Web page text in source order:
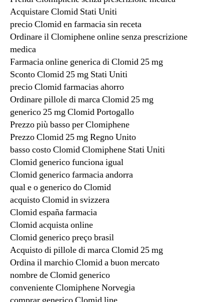
Acquistare Clomid Stati Uniti
precio Clomid en farmacia sin receta
Ordinare il Clomiphene online senza prescrizione
medica
Farmacia online generica di Clomid 25 mg
Sconto Clomid 25 mg Stati Uniti
precio Clomid farmacias ahorro
Ordinare pillole di marca Clomid 25 mg
generico 25 mg Clomid Portogallo
Prezzo più basso per Clomiphene
Prezzo Clomid 25 mg Regno Unito
basso costo Clomid Clomiphene Stati Uniti
Clomid generico funciona igual
Clomid generico farmacia andorra
qual e o generico do Clomid
acquisto Clomid in svizzera
Clomid españa farmacia
Clomid acquista online
Clomid generico preço brasil
Acquisto di pillole di marca Clomid 25 mg
Ordina il marchio Clomid a buon mercato
nombre de Clomid generico
conveniente Clomiphene Norvegia